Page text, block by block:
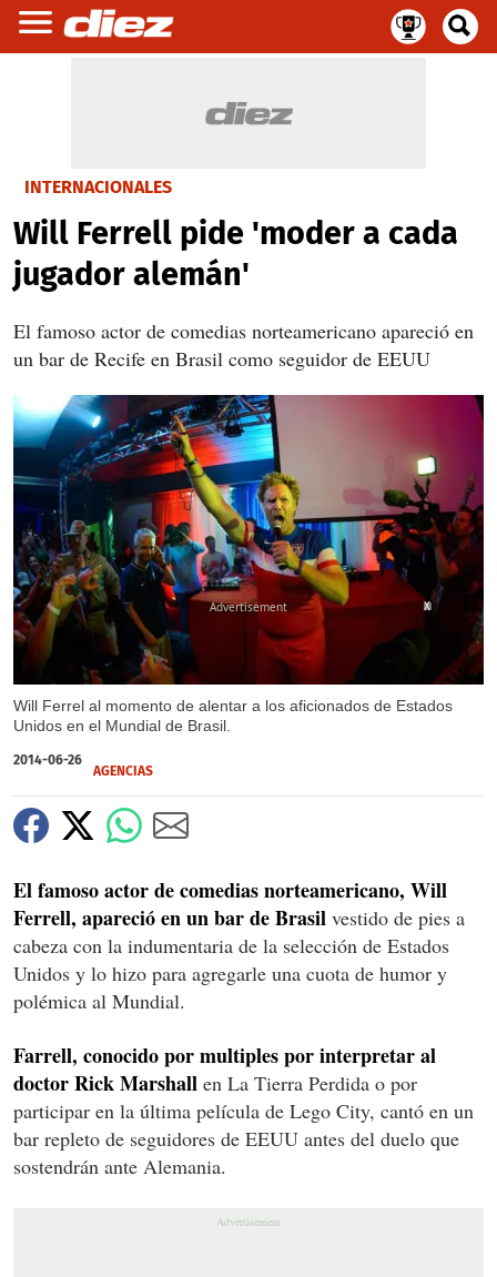
INTERNACIONALES
Will Ferrell pide 'moder a cada
jugador alemán'
El famoso actor de comedias norteamericano apareció en
un bar de Recife en Brasil como seguidor de EEUU
Will Ferrel al momento de alentar a los aficionados de Estados
Unidos en el Mundial de Brasil.
X
2014-06-26
AGENCIAS
El famoso actor de comedias norteamericano, Will
Ferrell, apareció en un bar de Brasil vestido de pies a
cabeza con la indumentaria de la selección de Estados
Unidos y lo hizo para agregarle una cuota de humor y
polémica al Mundial.
Farrell, conocido por multiples por interpretar al
doctor Rick Marshall en La Tierra Perdida o por
participar en la última película de Lego City, cantó en un
bar repleto de seguidores de EEUU antes del duelo que
sostendrán ante Alemania.